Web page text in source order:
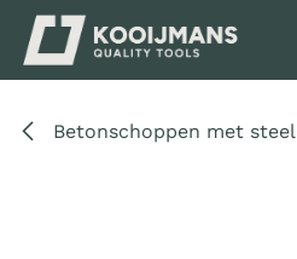
Overslaan naar inhoud
Betonschoppen met steel